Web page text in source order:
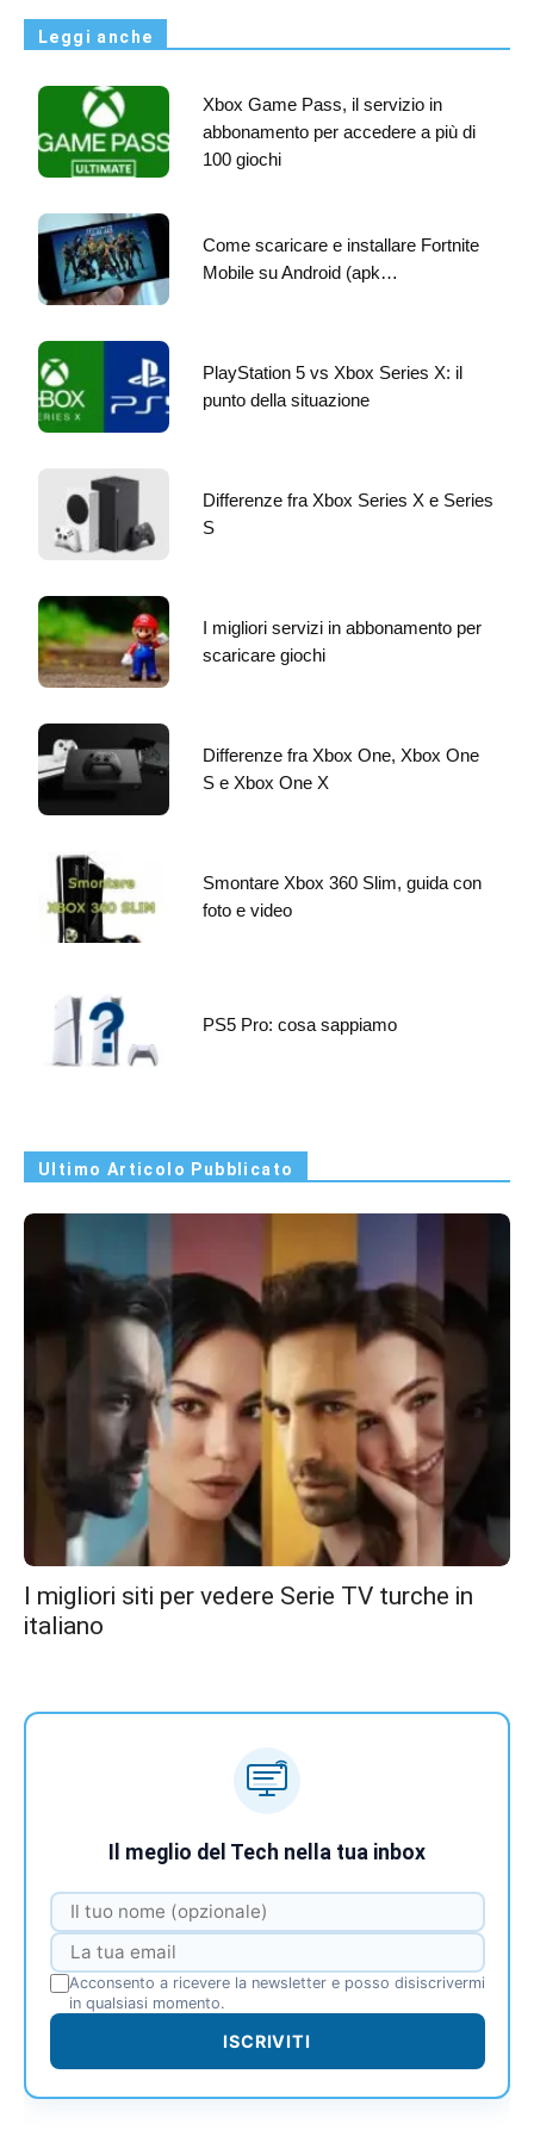
Leggi anche
Xbox Game Pass, il servizio in
abbonamento per accedere a più di
100 giochi
Come scaricare e installare Fortnite
Mobile su Android (apk…
PlayStation 5 vs Xbox Series X: il
punto della situazione
Differenze fra Xbox Series X e Series
S
I migliori servizi in abbonamento per
scaricare giochi
Differenze fra Xbox One, Xbox One
S e Xbox One X
Smontare Xbox 360 Slim, guida con
foto e video
PS5 Pro: cosa sappiamo
Ultimo Articolo Pubblicato
I migliori siti per vedere Serie TV turche in
italiano
Il meglio del Tech nella tua inbox
Acconsento a ricevere la newsletter e posso disiscrivermi
in qualsiasi momento.
ISCRIVITI